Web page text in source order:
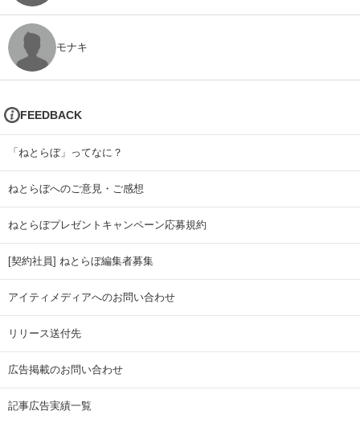
モナキ
FEEDBACK
「ねとらぼ」ってなに？
ねとらぼへのご意見・ご感想
ねとらぼプレゼントキャンペーン応募規約
[契約社員] ねとらぼ編集者募集
アイティメディアへのお問い合わせ
リリース送付先
広告掲載のお問い合わせ
記事広告実績一覧